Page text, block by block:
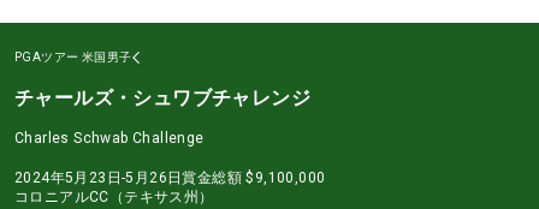
PGAツアー 米国男子
チャールズ・シュワブチャレンジ
Charles Schwab Challenge
2024年5月23日-5月26日賞金総額 $9,100,000
コロニアルCC（テキサス州）